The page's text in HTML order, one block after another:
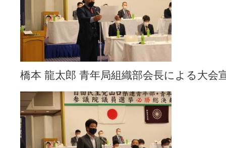
橋本 龍太郎 青年局組織部会長による大会